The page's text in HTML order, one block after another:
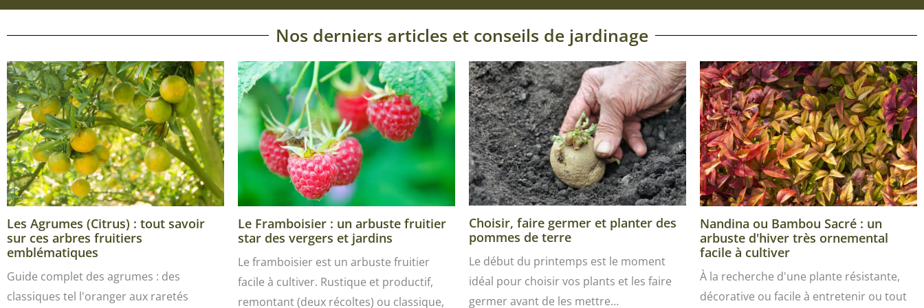
Nos derniers articles et conseils de jardinage
Les Agrumes (Citrus) : tout savoir
sur ces arbres fruitiers
emblématiques
Guide complet des agrumes : des
classiques tel l'oranger aux raretés
Le Framboisier : un arbuste fruitier
star des vergers et jardins
Le framboisier est un arbuste fruitier
facile à cultiver. Rustique et productif,
remontant (deux récoltes) ou classique,
Choisir, faire germer et planter des
pommes de terre
Le début du printemps est le moment
idéal pour choisir vos plants et les faire
germer avant de les mettre…
Nandina ou Bambou Sacré : un
arbuste d'hiver très ornemental
facile à cultiver
À la recherche d'une plante résistante,
décorative ou facile à entretenir ou tout